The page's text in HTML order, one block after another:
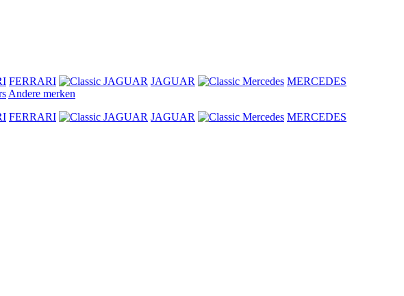
FERRARI JAGUAR
MERCEDES
Andere merken
FERRARI JAGUAR
MERCEDES